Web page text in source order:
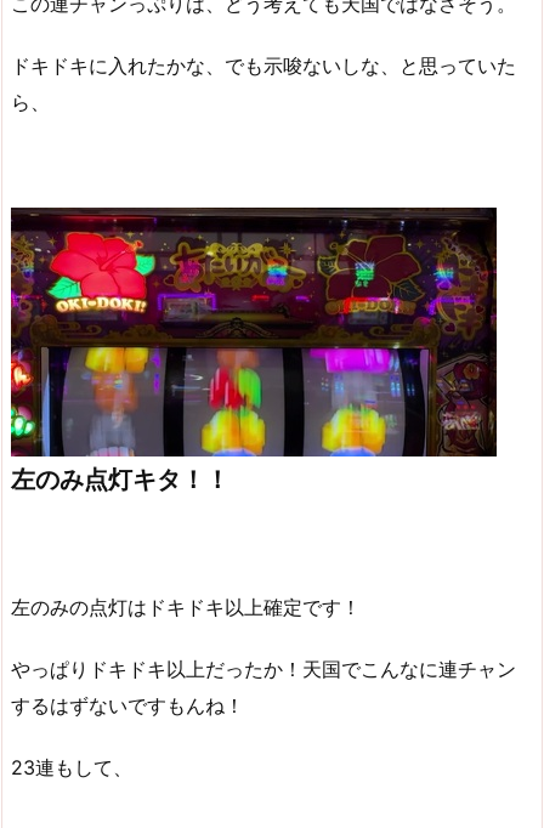
ドキドキに入れたかな、でも示唆ないしな、と思っていた
ら、
左のみ点灯キタ！！
左のみの点灯はドキドキ以上確定です！
やっぱりドキドキ以上だったか！天国でこんなに連チャン
するはずないですもんね！
23連もして、